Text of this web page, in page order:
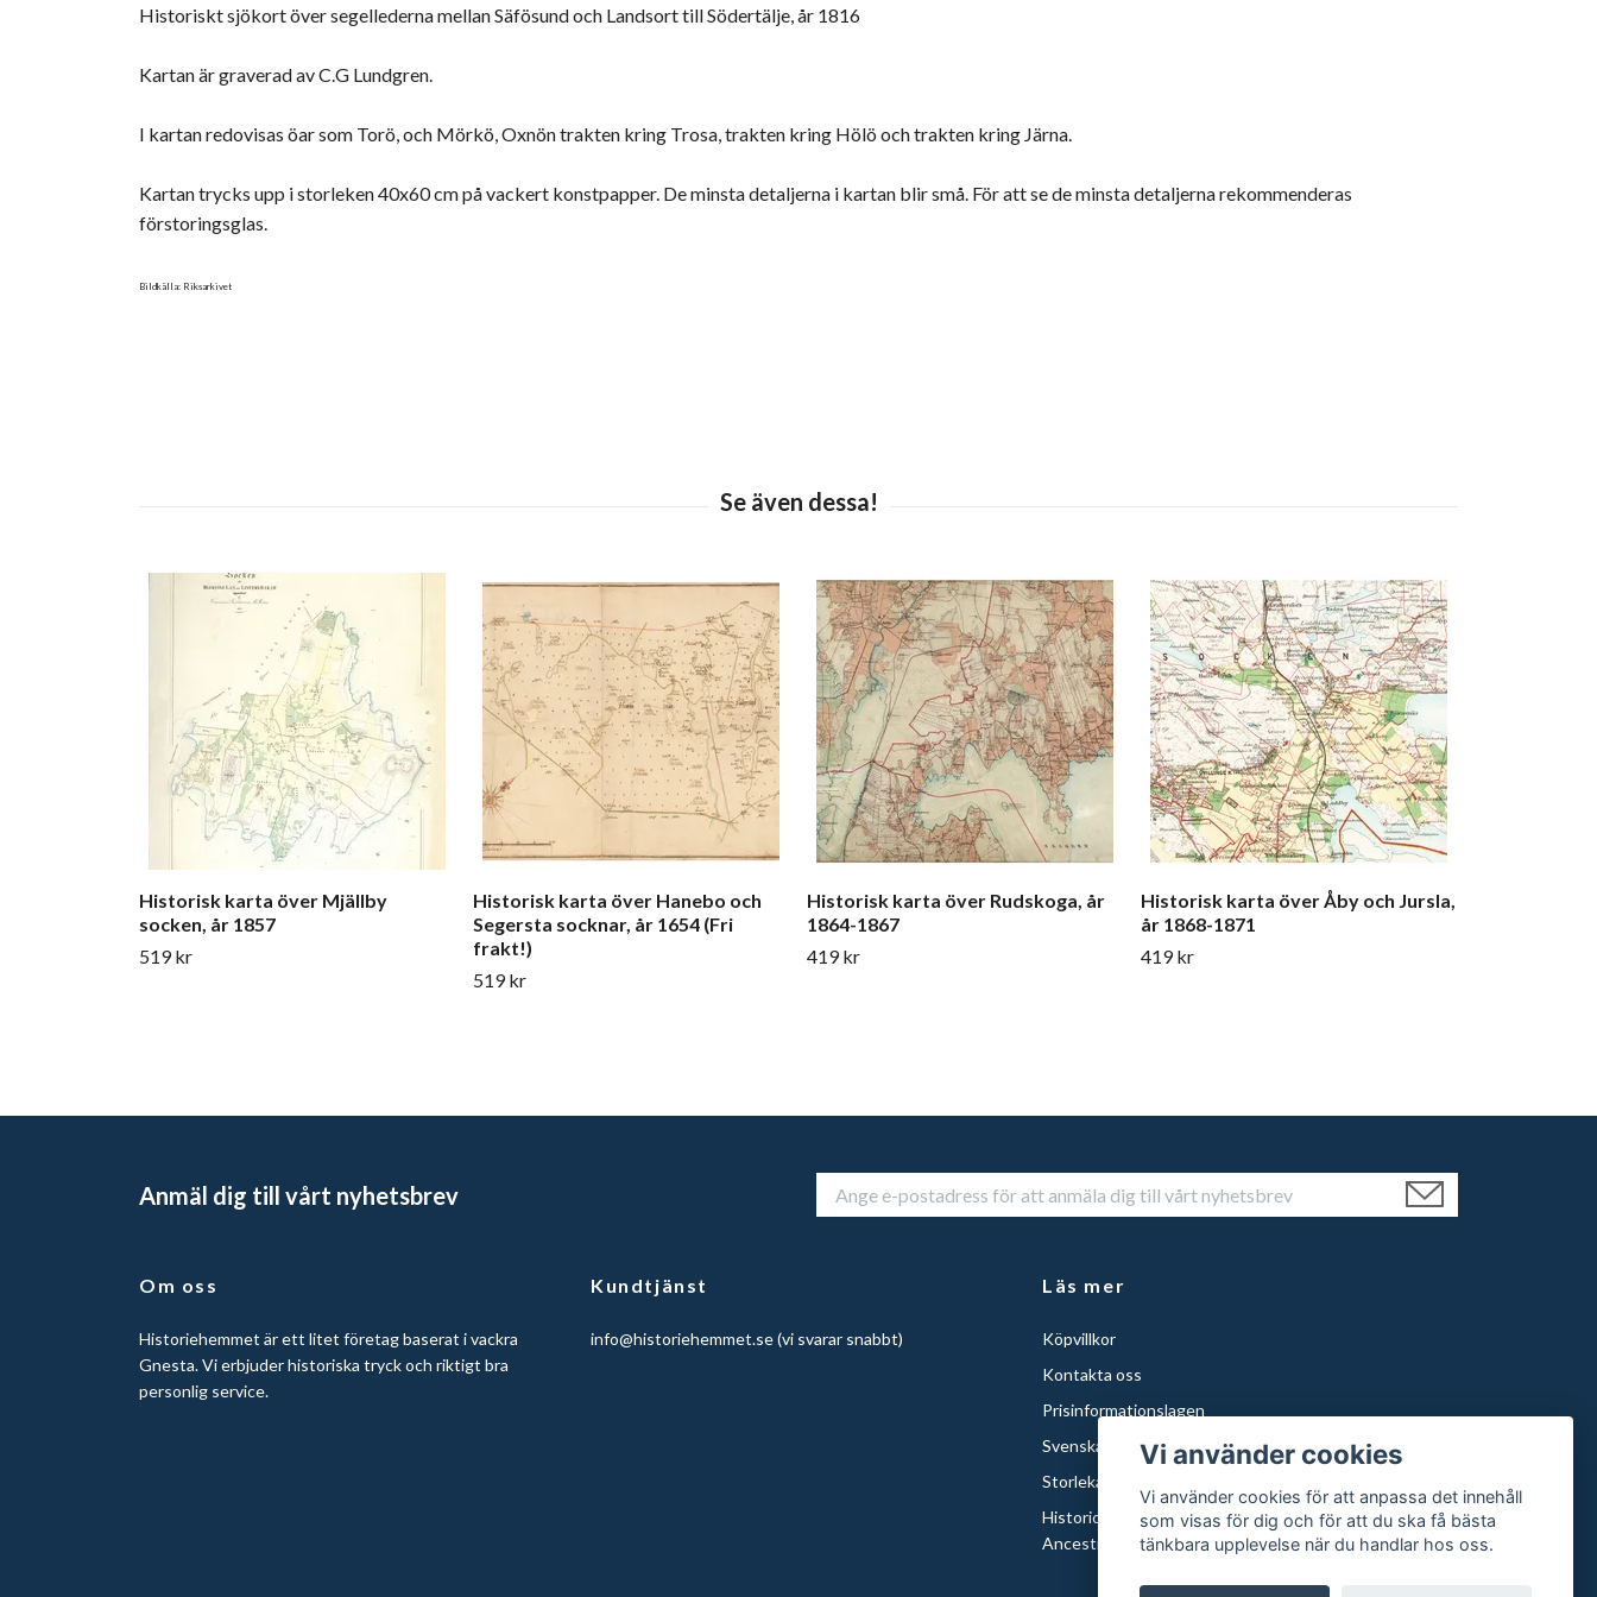
Historiskt sjökort över segellederna mellan Säfösund och Landsort till Södertälje, år 1816
Kartan är graverad av C.G Lundgren.
I kartan redovisas öar som Torö, och Mörkö, Oxnön trakten kring Trosa, trakten kring Hölö och trakten kring Järna.
Kartan trycks upp i storleken 40x60 cm på vackert konstpapper. De minsta detaljerna i kartan blir små. För att se de minsta detaljerna rekommenderas
förstoringsglas.
Bildkälla: Riksarkivet
Historisk karta över Mjällby
socken, år 1857
519 kr
Historisk karta över Hanebo och
Segersta socknar, år 1654 (Fri
frakt!)
519 kr
Historisk karta över Rudskoga, år
1864-1867
419 kr
Historisk karta över Åby och Jursla,
år 1868-1871
419 kr
Anmäl dig till vårt nyhetsbrev
Om oss
Historiehemmet är ett litet företag baserat i vackra
Gnesta. Vi erbjuder historiska tryck och riktigt bra
personlig service.
Kundtjänst
info@historiehemmet.se(vi svarar snabbt)
Läs mer
Köpvillkor
Kontakta oss
Prisinformationslagen
Svenska Städer
Storlekar och papper
Historical Maps of Sweden for Americans with Swedish
Ancestry | Histor
Vi använder cookies
Vi använder cookies för att anpassa det innehåll
som visas för dig och för att du ska få bästa
tänkbara upplevelse när du handlar hos oss.